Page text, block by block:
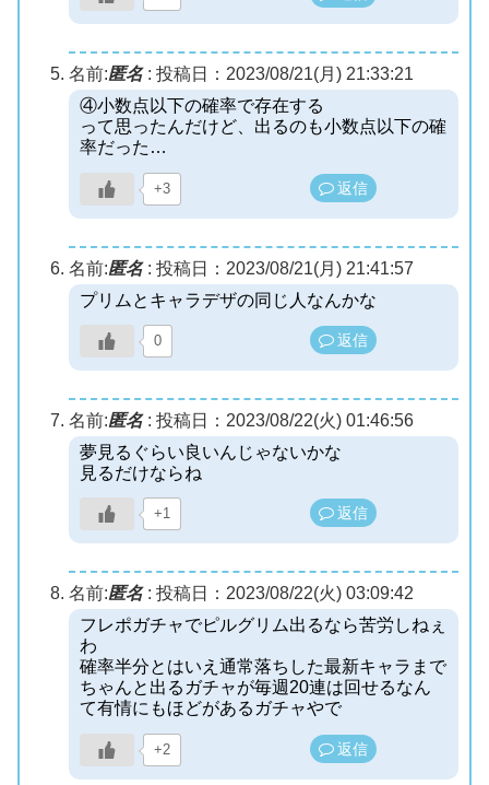
名前:匿名: 投稿日：2023/08/21(月) 21:33:21
④小数点以下の確率で存在する
って思ったんだけど、出るのも小数点以下の確
率だった…
+3 返信
名前:匿名: 投稿日：2023/08/21(月) 21:41:57
プリムとキャラデザの同じ人なんかな
0 返信
名前:匿名: 投稿日：2023/08/22(火) 01:46:56
夢見るぐらい良いんじゃないかな
見るだけならね
+1 返信
名前:匿名: 投稿日：2023/08/22(火) 03:09:42
フレポガチャでピルグリム出るなら苦労しねぇ
わ
確率半分とはいえ通常落ちした最新キャラまで
ちゃんと出るガチャが毎週20連は回せるなん
て有情にもほどがあるガチャやで
+2 返信